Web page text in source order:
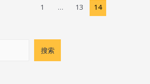
1 … 13 14
搜索